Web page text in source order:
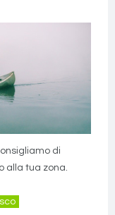
di
alla tua zona.